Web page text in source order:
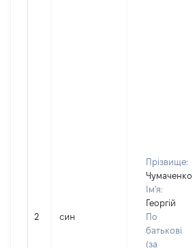
2 син
Прізвище:
Чумаченко
Ім'я:
Георгій
По
батькові
(за